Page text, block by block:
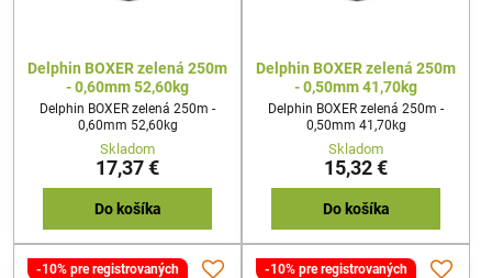
Delphin BOXER zelená 250m
- 0,60mm 52,60kg
Delphin BOXER zelená 250m -
0,60mm 52,60kg
Skladom
17,37 €
Do košíka
Delphin BOXER zelená 250m
- 0,50mm 41,70kg
Delphin BOXER zelená 250m -
0,50mm 41,70kg
Skladom
15,32 €
Do košíka
-10% pre registrovaných -10% pre registrovaných